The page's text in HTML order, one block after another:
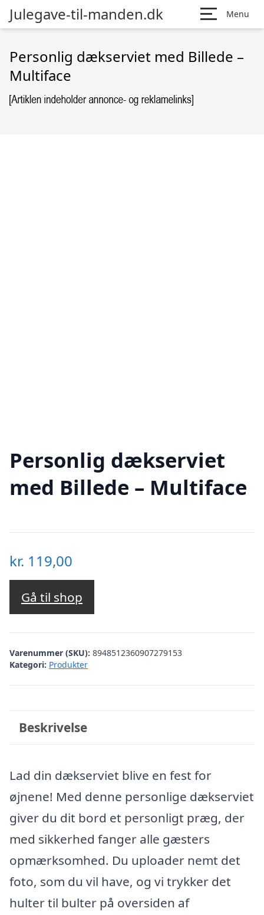
Julegave-til-manden.dk Menu
Personlig dækserviet med Billede –
Multiface
Personlig dækserviet
med Billede – Multiface
kr. 119,00
Gå til shop
Varenummer (SKU): 8948512360907279153
Kategori: Produkter
Beskrivelse
Lad din dækserviet blive en fest for
øjnene! Med denne personlige dækserviet
giver du dit bord et personligt præg, der
med sikkerhed fanger alle gæsters
opmærksomhed. Du uploader nemt det
foto, som du vil have, og vi trykker det
hulter til bulter på oversiden af